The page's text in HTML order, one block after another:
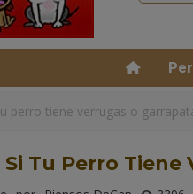
perro tiene verrugas o
Si Tu Perro